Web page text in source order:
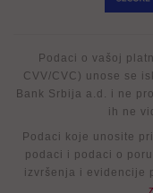
Podaci o vašoj
CVV/CVC) unose se
Bank Srbija a.d. i ne
ih ne
Podaci koje unosite
podaci i podaci o
izvršenja i evidencije